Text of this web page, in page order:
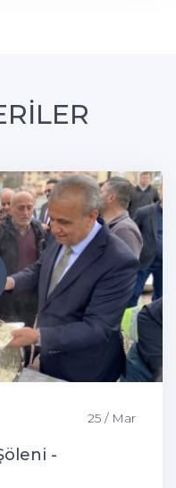
25 / Mar
-